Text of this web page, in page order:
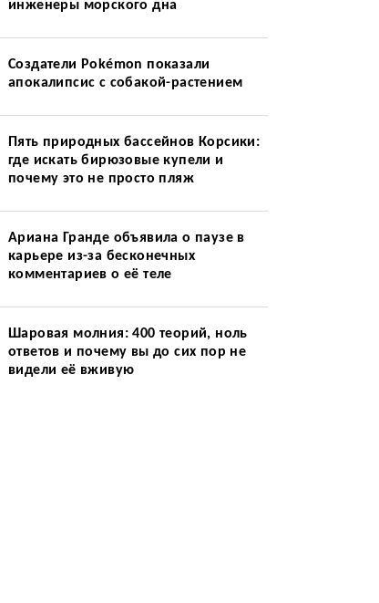
инженеры морского дна
Создатели Pokémon показали
апокалипсис с собакой-растением
Пять природных бассейнов Корсики:
где искать бирюзовые купели и
почему это не просто пляж
Ариана Гранде объявила о паузе в
карьере из-за бесконечных
комментариев о её теле
Шаровая молния: 400 теорий, ноль
ответов и почему вы до сих пор не
видели её вживую